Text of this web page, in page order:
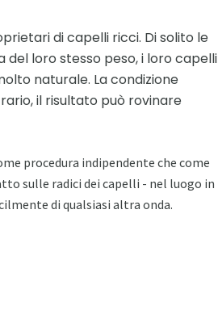
di capelli ricci. Di solito le
loro stesso peso, i loro capelli
naturale. La condizione
il risultato può rovinare
procedura indipendente che come
sulle radici dei capelli - nel luogo in
di qualsiasi altra onda.